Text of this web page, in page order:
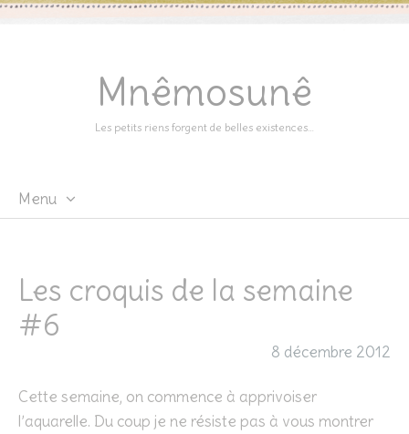
Mnêmosunê
Les petits riens forgent de belles existences…
Menu
Les croquis de la semaine
#6
8 décembre 2012
Cette semaine, on commence à apprivoiser
l’aquarelle. Du coup je ne résiste pas à vous montrer